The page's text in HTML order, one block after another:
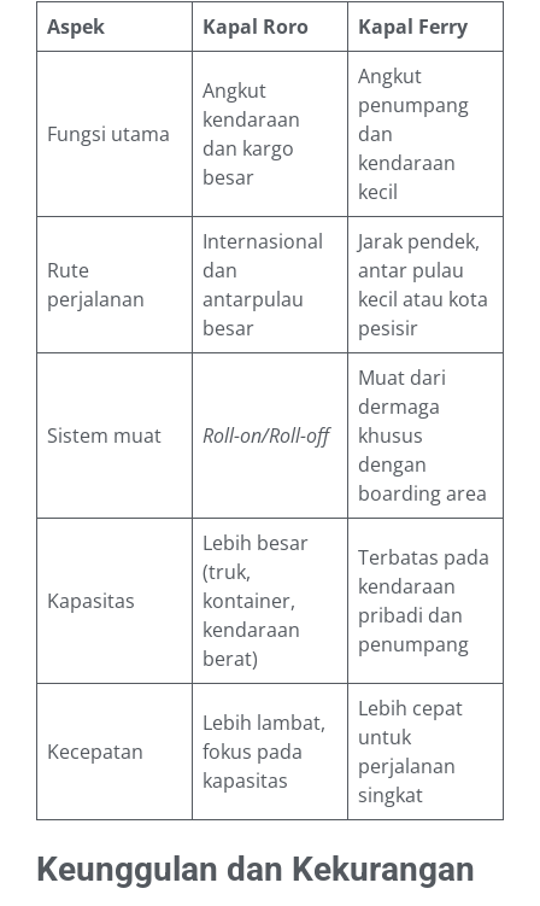
Aspek Kapal Roro Kapal Ferry
Fungsi utama
Angkut
kendaraan
dan kargo
besar
Angkut
penumpang
dan
kendaraan
kecil
Rute
perjalanan
Internasional
dan
antarpulau
besar
Jarak pendek,
antar pulau
kecil atau kota
pesisir
Sistem muat Roll-on/Roll-off
Muat dari
dermaga
khusus
dengan
boarding area
Kapasitas
Lebih besar
(truk,
kontainer,
kendaraan
berat)
Terbatas pada
kendaraan
pribadi dan
penumpang
Kecepatan
Lebih lambat,
fokus pada
kapasitas
Lebih cepat
untuk
perjalanan
singkat
Keunggulan dan Kekurangan